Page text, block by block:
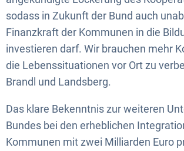
sodass in Zukunft der Bund auch
Finanzkraft der Kommunen in die
investieren darf. Wir brauchen mehr
die Lebenssituationen vor Ort zu
Brandl und Landsberg.
Das klare Bekenntnis zur weiteren
Bundes bei den erheblichen
Kommunen mit zwei Milliarden Euro